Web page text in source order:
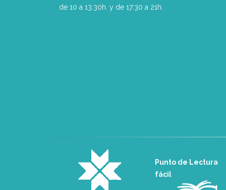
de 10 a 13:30h. y de 17:30 a 21h.
Punto de Lectura
fácil